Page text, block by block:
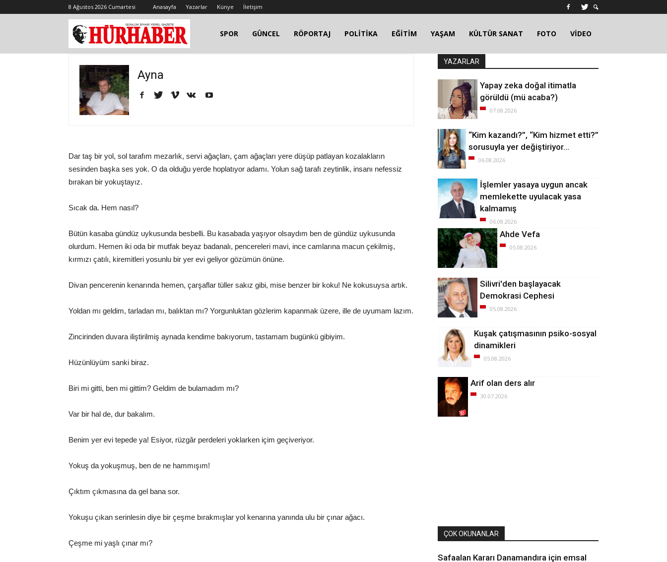
8 Ağustos 2026 Cumartesi Anasayfa Yazarlar Künye İletişim
SPOR GÜNCEL RÖPORTAJ POLİTİKA EĞİTİM YAŞAM KÜLTÜR SANAT FOTO VİDEO
Ayna
Dar taş bir yol, sol tarafım mezarlık, servi ağaçları, çam ağaçları yere düşüp patlayan kozalakların
sesinden başka ses yok. O da olduğu yerde hoplatıyor adamı. Yolun sağ tarafı zeytinlik, insanı nefessiz
bırakan bir yokuştayız.
Sıcak da. Hem nasıl?
Bütün kasaba gündüz uykusunda besbelli. Bu kasabada yaşıyor olsaydım ben de gündüz uykusunda
olurdum. Hemen iki oda bir mutfak beyaz badanalı, pencereleri mavi, ince camlarına macun çekilmiş,
kırmızı çatılı, kiremitleri yosunlu bir yer evi geliyor gözümün önüne.
Divan pencerenin kenarında hemen, çarşaflar tüller sakız gibi, mise benzer bir koku! Ne kokusuysa artık.
Yoldan mı geldim, tarladan mı, balıktan mı? Yorgunluktan gözlerim kapanmak üzere, ille de uyumam lazım.
Zincirinden duvara iliştirilmiş aynada kendime bakıyorum, tastamam bugünkü gibiyim.
Hüzünlüyüm sanki biraz.
Biri mi gitti, ben mi gittim? Geldim de bulamadım mı?
Var bir hal de, dur bakalım.
Benim yer evi tepede ya! Esiyor, rüzgâr perdeleri yoklarken içim geçiveriyor.
Yokuş da yokuşmuş, ben de ne hammışım!
Çıktım çıkmasına da gel bana sor.
Yokuşu çıkan serinlesin diye bir çeşme bırakmışlar yol kenarına yanında ulu bir çınar ağacı.
Çeşme mi yaşlı çınar mı?
YAZARLAR
Yapay zeka doğal itimatla
görüldü (mü acaba?)
07.08.2026
“Kim kazandı?”, “Kim hizmet etti?”
sorusuyla yer değiştiriyor…
06.08.2026
İşlemler yasaya uygun ancak
memlekette uyulacak yasa
kalmamış
06.08.2026
Ahde Vefa
05.08.2026
Silivri'den başlayacak
Demokrasi Cephesi
05.08.2026
Kuşak çatışmasının psiko-sosyal
dinamikleri
05.08.2026
Arif olan ders alır
30.07.2026
ÇOK OKUNANLAR
Safaalan Kararı Danamandıra için emsal